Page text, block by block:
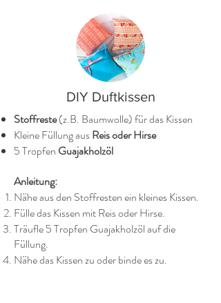
DIY Duftkissen
Stoffreste(z.B. Baumwolle) für das Kissen
Kleine Füllung ausReis oder Hirse
5 Tropfen Guajakholzöl
Anleitung:
Nähe aus den Stoffresten ein kleines Kissen.
Fülle das Kissen mit Reis oder Hirse.
Träufle 5 Tropfen Guajakholzöl auf die
Füllung.
Nähe das Kissen zu oder binde es zu.